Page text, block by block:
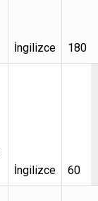
İngilizce 180
İngilizce 60